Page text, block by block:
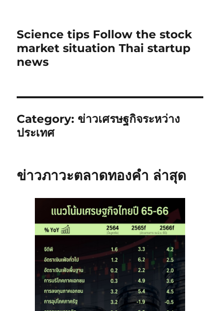
Science tips Follow the stock
market situation Thai startup
news
Category: ข่าวเศรษฐกิจระหว่าง
ประเทศ
ข่าวภาวะตลาดทองคำ ล่าสุด